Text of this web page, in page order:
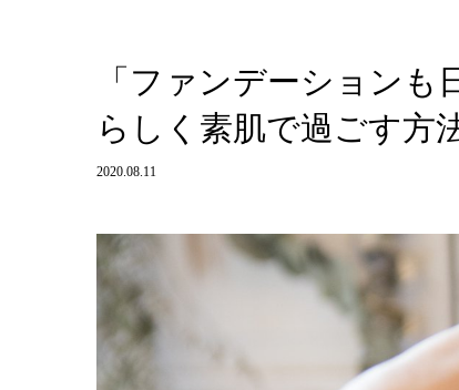
「ファンデーション
らしく素肌で過ごす方
2020.08.11